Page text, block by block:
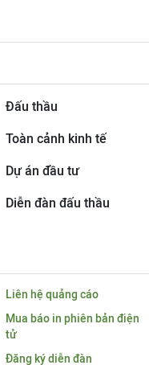
Đấu thầu
Toàn cảnh kinh tế
Dự án đầu tư
Diễn đàn đấu thầu
Liên hệ quảng cáo
Mua báo in phiên bản điện
tử
Đăng ký diễn đàn